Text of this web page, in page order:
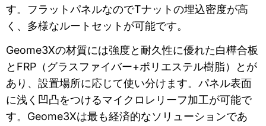
す。フラットパネルなのでTナットの埋込密度が高
く、多様なルートセットが可能です。
Geome3Xの材質には強度と耐久性に優れた白樺合板
とFRP（グラスファイバー+ポリエステル樹脂）とが
あり、設置場所に応じて使い分けます。パネル表面
に浅く凹凸をつけるマイクロレリーフ加工が可能で
す。Geome3Xは最も経済的なソリューションであ